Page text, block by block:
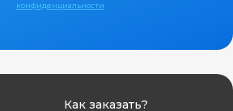
конфиденциальности
Как заказать?